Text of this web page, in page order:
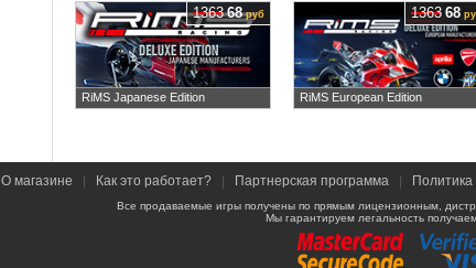
RiMS Japanese Edition
1363 68руб
RiMS European Edition
1363 68
О магазине Как это работает? Партнерская программа
Все продаваемые игры получены по прямым лицензионным,
Мы гарантируем легальность